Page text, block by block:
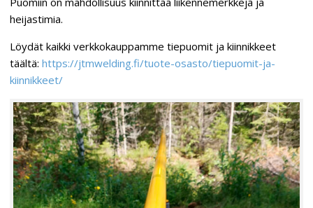
heijastimia.
Löydät kaikki verkkokauppamme tiepuomit ja kiinnikkeet
täältä:https://jtmwelding.fi/tuote-osasto/tiepuomit-ja-
kiinnikkeet/